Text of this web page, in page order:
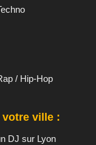
/ Hip-Hop
votre ville :
DJ sur Lyon